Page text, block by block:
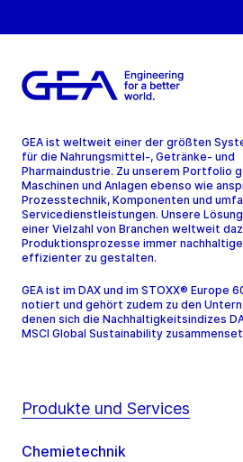
GEA ist weltweit einer der größten
für die Nahrungsmittel-, Getränke- und
Pharmaindustrie. Zu unserem Portfolio
Maschinen und Anlagen ebenso wie
Prozesstechnik, Komponenten und
Servicedienstleistungen. Unsere
einer Vielzahl von Branchen weltweit
Produktionsprozesse immer
effizienter zu gestalten.
GEA ist im DAX und im STOXX® Europe
notiert und gehört zudem zu den
denen sich die Nachhaltigkeitsindizes
MSCI Global Sustainability
Produkte und Services
Chemietechnik